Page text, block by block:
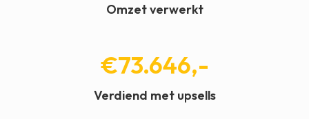
Omzet verwerkt
€73.646,-
Verdiend met upsells